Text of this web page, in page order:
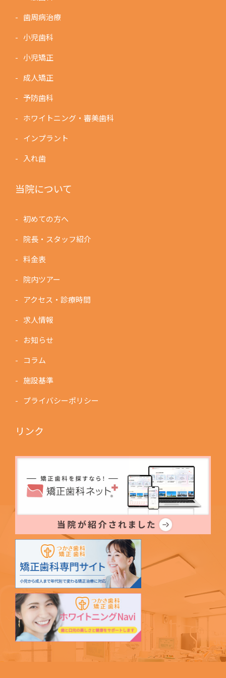
歯周病治療
小児歯科
小児矯正
成人矯正
予防歯科
ホワイトニング・審美歯科
インプラント
入れ歯
当院について
初めての方へ
院長・スタッフ紹介
料金表
院内ツアー
アクセス・診療時間
求人情報
お知らせ
コラム
施設基準
プライバシーポリシー
リンク